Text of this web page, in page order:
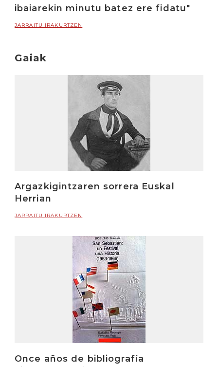
ibaiarekin minutu batez ere fidatu"
JARRAITU IRAKURTZEN
Gaiak
Argazkigintzaren sorrera Euskal
Herrian
JARRAITU IRAKURTZEN
Once años de bibliografía